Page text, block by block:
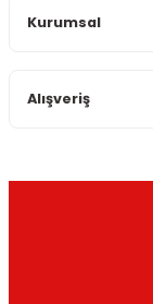
Kurumsal
Alışveriş